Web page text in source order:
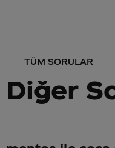
TÜM SORULAR
Diğer